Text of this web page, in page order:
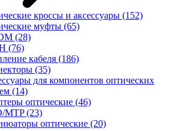
кроссы и аксессуары (152)
муфты (65)
(28)
(76)
кабеля (186)
(35)
для компонентов оптических
(14)
оптические (46)
MTP(23)
оптические (20)